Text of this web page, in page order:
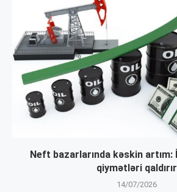
Neft bazarlarında kəskin
qiymətləri qaldırır
14/07/2026